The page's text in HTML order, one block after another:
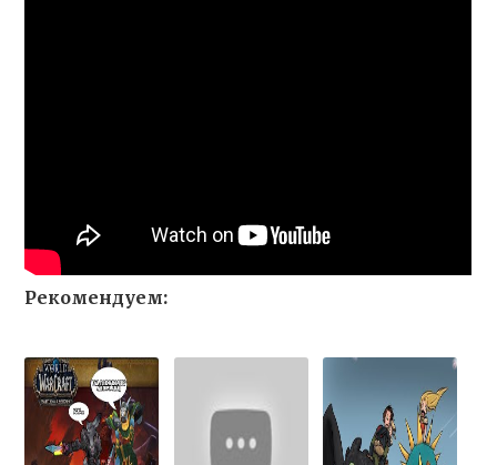
Рекомендуем: